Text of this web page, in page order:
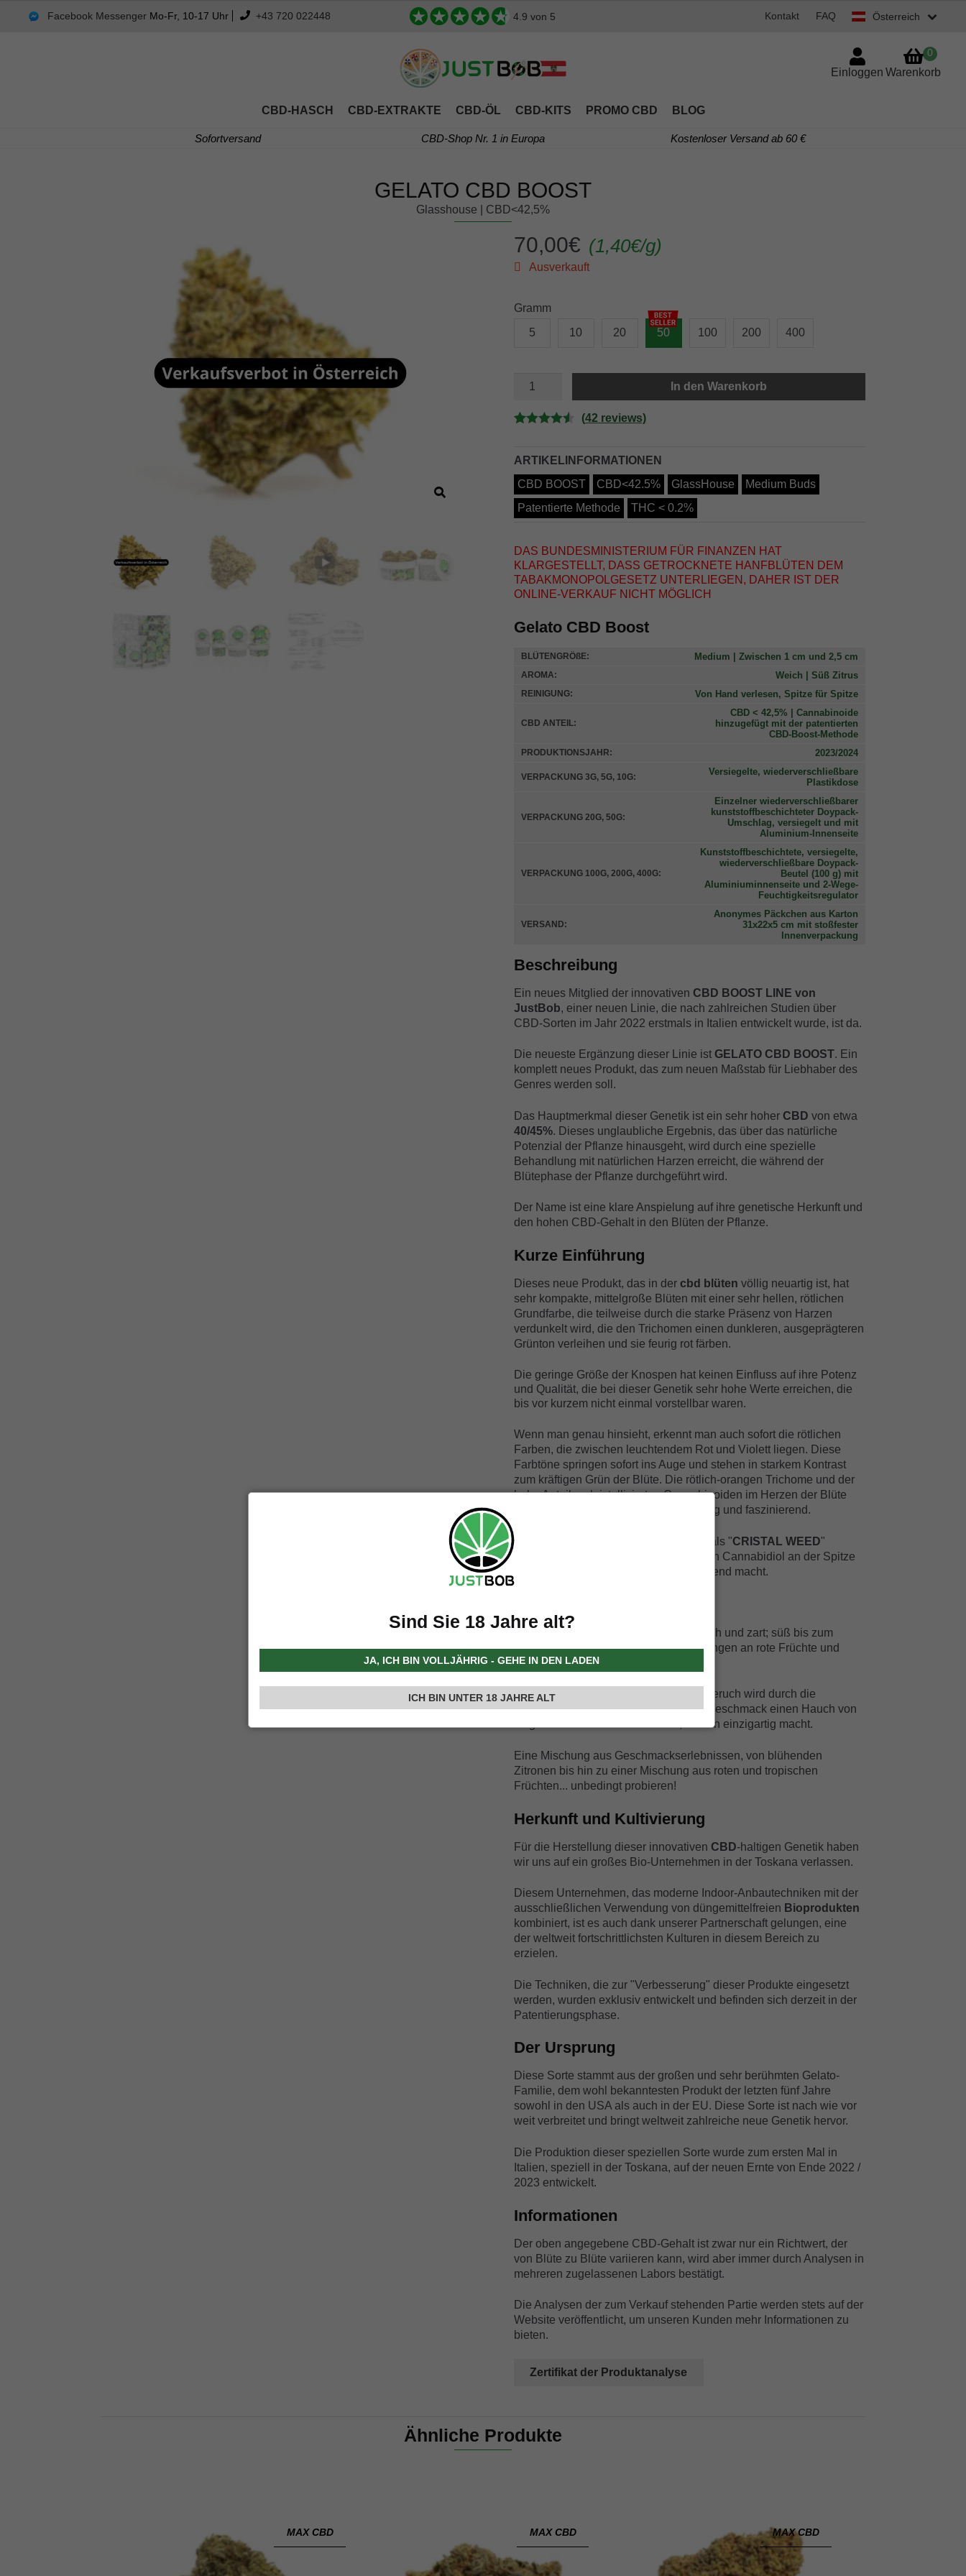
Facebook Messenger Mo-Fr, 10-17 Uhr +43 720 022448 4.9 von 5 Österreich
Kontakt FAQ
CBD-HASCH CBD-EXTRAKTE CBD-ÖL CBD-KITS PROMO CBD BLOG
Einloggen Warenkorb
0
Sofortversand CBD-Shop Nr. 1 in Europa Kostenloser Versand ab 60 €
GELATO CBD BOOST
Glasshouse | CBD<42,5%
70,00€ (1,40€/g)
Ausverkauft
Gramm
5
10 20 50 100 200 400
CBD
Menge
In den Warenkorb
mit4.55
basierend
auf
(42 reviews)
ARTIKELINFORMATIONEN
CBD BOOST
CBD<42.5% GlassHouse
Medium Buds
Patentierte Methode
THC < 0.2%
DAS BUNDESMINISTERIUM FÜR FINANZEN HAT
KLARGESTELLT, DASS GETROCKNETE HANFBLÜTEN DEM
TABAKMONOPOLGESETZ UNTERLIEGEN, DAHER IST DER
ONLINE-VERKAUF NICHT MÖGLICH
Gelato CBD Boost
BLÜTENGRÖßE: Medium | Zwischen 1 cm und 2,5 cm
AROMA: Weich | Süß Zitrus
REINIGUNG: Von Hand verlesen, Spitze für Spitze
CBD ANTEIL:
CBD < 42,5% | Cannabinoide
hinzugefügt mit der patentierten
CBD-Boost-Methode
PRODUKTIONSJAHR: 2023/2024
VERPACKUNG 3G, 5G, 10G:
Versiegelte, wiederverschließbare
Plastikdose
VERPACKUNG 20G, 50G:
Einzelner wiederverschließbarer
kunststoffbeschichteter Doypack-
Umschlag, versiegelt und mit
Aluminium-Innenseite
VERPACKUNG 100G, 200G, 400G:
Kunststoffbeschichtete, versiegelte,
wiederverschließbare Doypack-
Beutel (100 g) mit
Aluminiuminnenseite und 2-Wege-
Feuchtigkeitsregulator
VERSAND:
Anonymes Päckchen aus Karton
31x22x5 cm mit stoßfester
Innenverpackung
Beschreibung
Ein neues Mitglied der innovativen CBD BOOST LINE von
JustBob, einer neuen Linie, die nach zahlreichen Studien über
CBD-Sorten im Jahr 2022 erstmals in Italien entwickelt wurde, ist da.
Die neueste Ergänzung dieser Linie ist GELATO CBD BOOST. Ein
komplett neues Produkt, das zum neuen Maßstab für Liebhaber des
Genres werden soll.
Das Hauptmerkmal dieser Genetik ist ein sehr hoher CBD von etwa
40/45%. Dieses unglaubliche Ergebnis, das über das natürliche
Potenzial der Pflanze hinausgeht, wird durch eine spezielle
Behandlung mit natürlichen Harzen erreicht, die während der
Blütephase der Pflanze durchgeführt wird.
Der Name ist eine klare Anspielung auf ihre genetische Herkunft und
den hohen CBD-Gehalt in den Blüten der Pflanze.
Kurze Einführung
Dieses neue Produkt, das in der cbd blüten völlig neuartig ist, hat
sehr kompakte, mittelgroße Blüten mit einer sehr hellen, rötlichen
Grundfarbe, die teilweise durch die starke Präsenz von Harzen
verdunkelt wird, die den Trichomen einen dunkleren, ausgeprägteren
Grünton verleihen und sie feurig rot färben.
Die geringe Größe der Knospen hat keinen Einfluss auf ihre Potenz
und Qualität, die bei dieser Genetik sehr hohe Werte erreichen, die
bis vor kurzem nicht einmal vorstellbar waren.
Wenn man genau hinsieht, erkennt man auch sofort die rötlichen
Farben, die zwischen leuchtendem Rot und Violett liegen. Diese
Farbtöne springen sofort ins Auge und stehen in starkem Kontrast
zum kräftigen Grün der Blüte. Die rötlich-orangen Trichome und der
hohe Anteil an kristallisierten Cannabinoiden im Herzen der Blüte
machen die Knospen wirklich einzigartig und faszinierend.
Dieses Produkt wird von einigen auch als "CRISTAL WEED"
bezeichnet, da die massive Präsenz von Cannabidiol an der Spitze
der Blüte kristallisiert und sie fast glänzend macht.
Das Aroma des Eises ist bittersüß, weich und zart; süß bis zum
richtigen Punkt ohne; mit starken Anklängen an rote Früchte und
frischen Noten von Zitrone und Mango.
Der zunächst dichte und einhüllende Geruch wird durch die
Zitrusnote abgeschwächt, die im Nachgeschmack einen Hauch von
Originalität und Verve hinterlässt, der ihn einzigartig macht.
Eine Mischung aus Geschmackserlebnissen, von blühenden
Zitronen bis hin zu einer Mischung aus roten und tropischen
Früchten... unbedingt probieren!
Herkunft und Kultivierung
Für die Herstellung dieser innovativen CBD-haltigen Genetik haben
wir uns auf ein großes Bio-Unternehmen in der Toskana verlassen.
Diesem Unternehmen, das moderne Indoor-Anbautechniken mit der
ausschließlichen Verwendung von düngemittelfreien Bioprodukten
kombiniert, ist es auch dank unserer Partnerschaft gelungen, eine
der weltweit fortschrittlichsten Kulturen in diesem Bereich zu
erzielen.
Die Techniken, die zur "Verbesserung" dieser Produkte eingesetzt
werden, wurden exklusiv entwickelt und befinden sich derzeit in der
Patentierungsphase.
Der Ursprung
Diese Sorte stammt aus der großen und sehr berühmten Gelato-
Familie, dem wohl bekanntesten Produkt der letzten fünf Jahre
sowohl in den USA als auch in der EU. Diese Sorte ist nach wie vor
weit verbreitet und bringt weltweit zahlreiche neue Genetik hervor.
Die Produktion dieser speziellen Sorte wurde zum ersten Mal in
Italien, speziell in der Toskana, auf der neuen Ernte von Ende 2022 /
2023 entwickelt.
Informationen
Der oben angegebene CBD-Gehalt ist zwar nur ein Richtwert, der
von Blüte zu Blüte variieren kann, wird aber immer durch Analysen in
mehreren zugelassenen Labors bestätigt.
Die Analysen der zum Verkauf stehenden Partie werden stets auf der
Website veröffentlicht, um unseren Kunden mehr Informationen zu
bieten.
Zertifikat der Produktanalyse
Ähnliche Produkte
MAX CBD MAX CBD MAX CBD
mit 4.55
Sind Sie 18 Jahre alt?
JA, ICH BIN VOLLJÄHRIG - GEHE IN DEN LADEN
ICH BIN UNTER 18 JAHRE ALT